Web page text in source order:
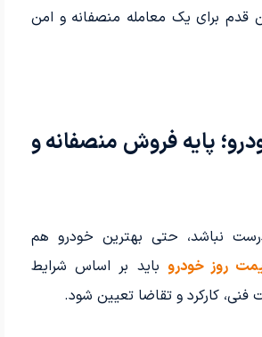
قدم برای یک معامله منصفانه و امن
پایه فروش منصفانه و
نباشد، حتی بهترین خودرو هم
روز خودرو باید بر اساس شرایط
فنی، کارکرد و تقاضا تعیین شود.